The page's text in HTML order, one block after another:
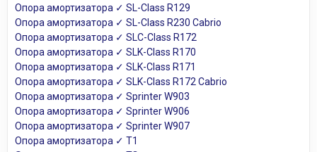
Опора амортизатора ✓ SL-Class R129
Опора амортизатора ✓ SL-Class R230 Cabrio
Опора амортизатора ✓ SLC-Class R172
Опора амортизатора ✓ SLK-Class R170
Опора амортизатора ✓ SLK-Class R171
Опора амортизатора ✓ SLK-Class R172 Cabrio
Опора амортизатора ✓ Sprinter W903
Опора амортизатора ✓ Sprinter W906
Опора амортизатора ✓ Sprinter W907
Опора амортизатора ✓ T1